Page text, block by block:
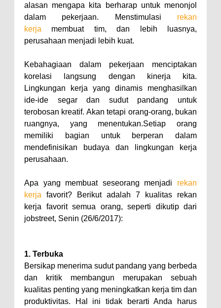
alasan mengapa kita berharap untuk menonjol
dalam pekerjaan. Menstimulasi
rekan
kerja
membuat tim, dan lebih luasnya,
perusahaan menjadi lebih kuat.
Kebahagiaan dalam pekerjaan menciptakan
korelasi langsung dengan kinerja kita.
Lingkungan kerja yang dinamis menghasilkan
ide-ide segar dan sudut pandang untuk
terobosan kreatif. Akan tetapi orang-orang, bukan
ruangnya, yang menentukan.Setiap orang
memiliki bagian untuk berperan dalam
mendefinisikan budaya dan lingkungan kerja
perusahaan.
Apa yang membuat seseorang menjadi rekan
kerja favorit? Berikut adalah 7 kualitas rekan
kerja favorit semua orang, seperti dikutip dari
jobstreet, Senin (26/6/2017):
1. Terbuka
Bersikap menerima sudut pandang yang berbeda
dan kritik membangun merupakan sebuah
kualitas penting yang meningkatkan kerja tim dan
produktivitas. Hal ini tidak berarti Anda harus